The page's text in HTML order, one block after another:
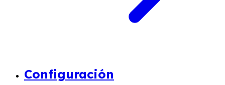
Configuración